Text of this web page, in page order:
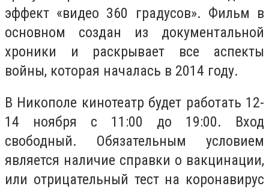
эффект «видео 360 градусов». Фильм в
основном создан из документальной
хроники и раскрывает все аспекты
войны, которая началась в 2014 году.
В Никополе кинотеатр будет работать 12-
14 ноября с 11:00 до 19:00. Вход
свободный. Обязательным условием
является наличие справки о вакцинации,
или отрицательный тест на коронавирус